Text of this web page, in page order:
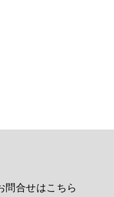
問合せはこちら